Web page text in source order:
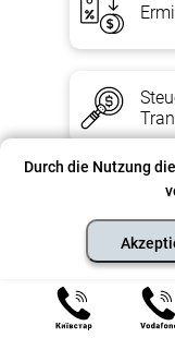
Durch die Nutzung